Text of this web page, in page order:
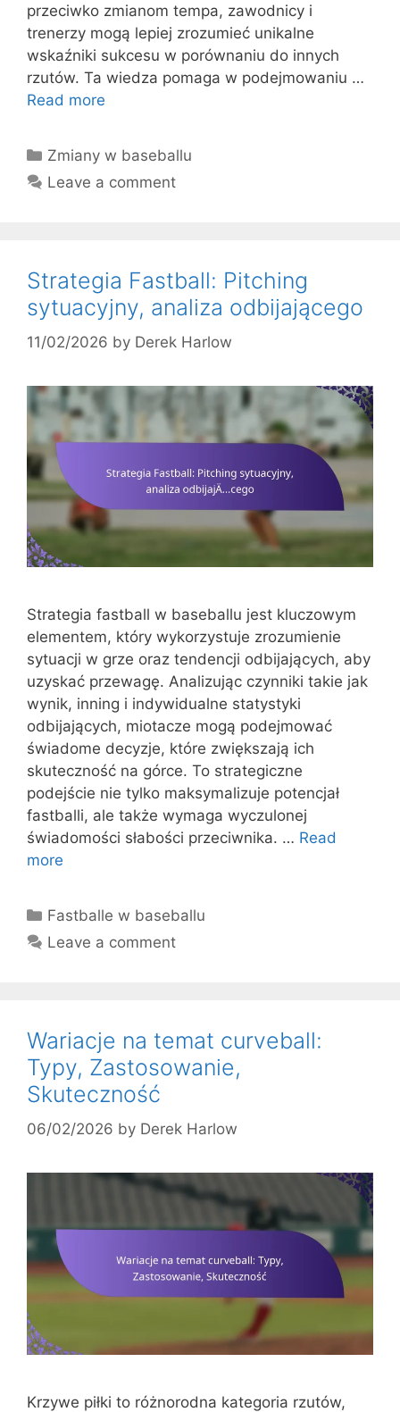
przeciwko zmianom tempa, zawodnicy i
trenerzy mogą lepiej zrozumieć unikalne
wskaźniki sukcesu w porównaniu do innych
rzutów. Ta wiedza pomaga w podejmowaniu …
Read more
Categories
Zmiany w baseballu
Leave a comment
Strategia Fastball: Pitching
sytuacyjny, analiza odbijającego
11/02/2026 by Derek Harlow
Strategia fastball w baseballu jest kluczowym
elementem, który wykorzystuje zrozumienie
sytuacji w grze oraz tendencji odbijających, aby
uzyskać przewagę. Analizując czynniki takie jak
wynik, inning i indywidualne statystyki
odbijających, miotacze mogą podejmować
świadome decyzje, które zwiększają ich
skuteczność na górce. To strategiczne
podejście nie tylko maksymalizuje potencjał
fastballi, ale także wymaga wyczulonej
świadomości słabości przeciwnika. … Read
more
Categories
Fastballe w baseballu
Leave a comment
Wariacje na temat curveball:
Typy, Zastosowanie,
Skuteczność
06/02/2026 by Derek Harlow
Krzywe piłki to różnorodna kategoria rzutów,